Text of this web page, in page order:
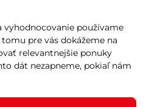
Reklamácie a záruka
vyhodnocovanie používame
pre vás dokážeme na
relevantnejšie ponuky
dát nezapneme, pokiaľ nám